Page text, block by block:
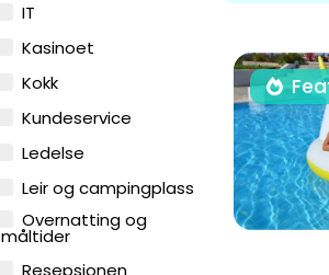
IT
Kasinoet
Kokk
Kundeservice
Ledelse
Leir og campingplass
Overnatting og
måltider
Resepsjonen